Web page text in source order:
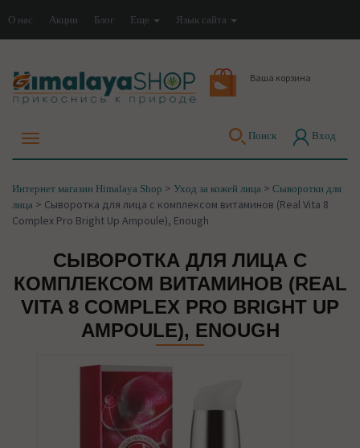
О нас Акции Блог Еще Язык сайта
Ваша корзина
Поиск Вход
Интернет магазин Himalaya Shop > Уход за кожей лица > Сыворотки для
лица > Сыворотка для лица с комплексом витаминов (Real Vita 8
Complex Pro Bright Up Ampoule), Enough
СЫВОРОТКА ДЛЯ ЛИЦА С
КОМПЛЕКСОМ ВИТАМИНОВ (REAL
VITA 8 COMPLEX PRO BRIGHT UP
AMPOULE), ENOUGH